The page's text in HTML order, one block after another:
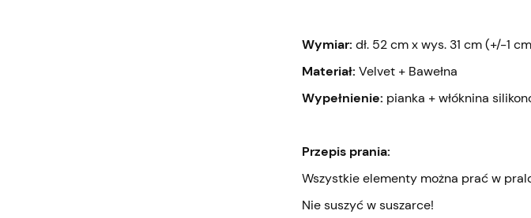
Wymiar: dł. 52 cm x wys. 31 cm (+/-1
Materiał: Velvet + Bawełna
Wypełnienie: pianka + włóknina
Przepis prania:
Wszystkie elementy można prać w
Nie suszyć w suszarce!